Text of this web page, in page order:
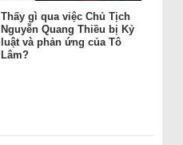
Thấy gì qua việc Chủ Tịch
Nguyễn Quang Thiều bị Kỷ
luật và phản ứng của Tô
Lâm?